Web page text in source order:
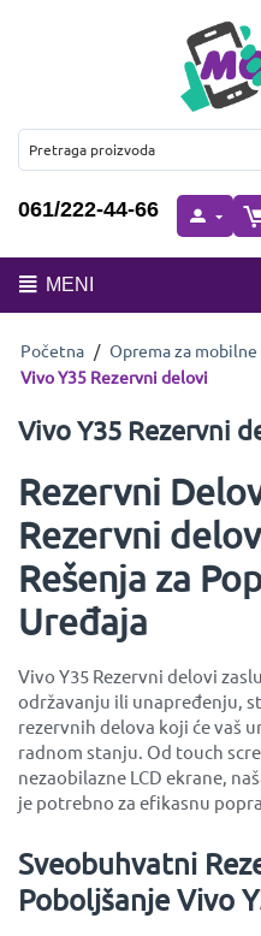
061/222-44-66
MENI
Početna / Oprema za
Vivo Y35 Rezervni delovi
Vivo Y35 Rezervni
Rezervni
Rezervni
Rešenja za
Uređaja
Vivo Y35 Rezervni delovi
održavanju ili unapređenju,
rezervnih delova koji će vaš
radnom stanju. Od touch
nezaobilazne LCD ekrane,
je potrebno za efikasnu
Sveobuhvatni
Poboljšanje Vivo